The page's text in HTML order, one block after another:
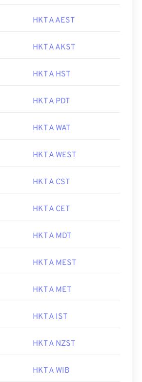
HKT A AEST
HKT A AKST
HKT A HST
HKT A PDT
HKT A WAT
HKT A WEST
HKT A CST
HKT A CET
HKT A MDT
HKT A MEST
HKT A MET
HKT A IST
HKT A NZST
HKT A WIB